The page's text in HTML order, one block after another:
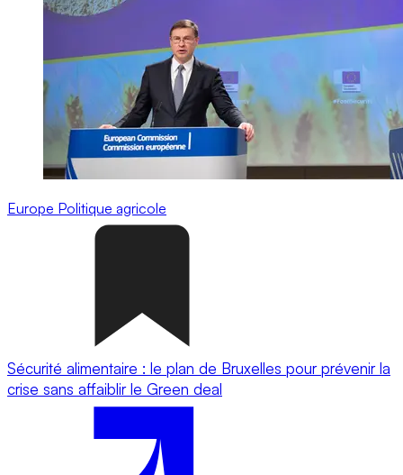
Europe Politique agricole
Sécurité alimentaire : le plan de Bruxelles pour prévenir la
crise sans affaiblir le Green deal